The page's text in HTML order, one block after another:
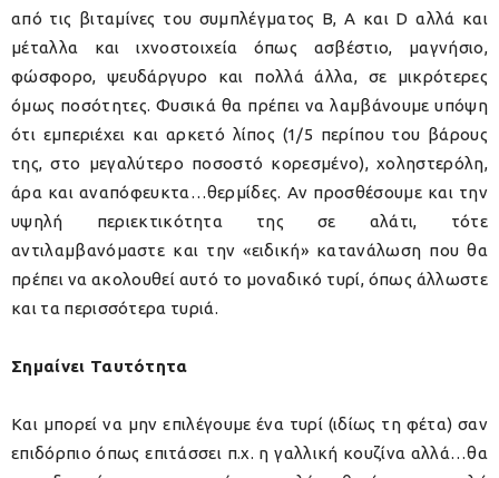
από τις βιταμίνες του συμπλέγματος Β, Α και D αλλά και
μέταλλα και ιχνοστοιχεία όπως ασβέστιο, μαγνήσιο,
φώσφορο, ψευδάργυρο και πολλά άλλα, σε μικρότερες
όμως ποσότητες. Φυσικά θα πρέπει να λαμβάνουμε υπόψη
ότι εμπεριέχει και αρκετό λίπος (1/5 περίπου του βάρους
της, στο μεγαλύτερο ποσοστό κορεσμένο), χοληστερόλη,
άρα και αναπόφευκτα…θερμίδες. Αν προσθέσουμε και την
υψηλή περιεκτικότητα της σε αλάτι, τότε
αντιλαμβανόμαστε και την «ειδική» κατανάλωση που θα
πρέπει να ακολουθεί αυτό το μοναδικό τυρί, όπως άλλωστε
και τα περισσότερα τυριά.
Σημαίνει Ταυτότητα
Και μπορεί να μην επιλέγουμε ένα τυρί (ιδίως τη φέτα) σαν
επιδόρπιο όπως επιτάσσει π.χ. η γαλλική κουζίνα αλλά…θα